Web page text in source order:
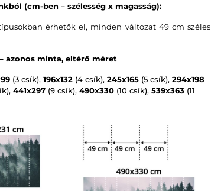
(cm-ben – szélesség x magasság):
érhetők el, minden változat 49 cm széles
azonos minta, eltérő méret
(3 csík), 196x132 (4 csík), 245x165 (5 csík), 294x198
441x297 (9 csík), 490x330 (10 csík), 539x363 (11